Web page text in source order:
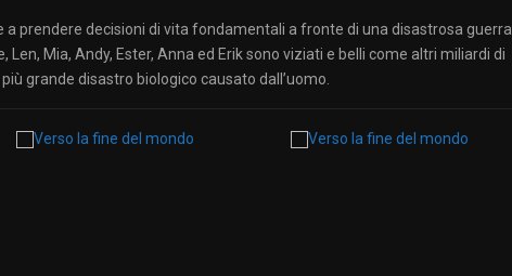
prendere decisioni di vita fondamentali a fronte di una disastrosa guerra.
Len, Mia, Andy, Ester, Anna ed Erik sono viziati e belli come altri miliardi di
grande disastro biologico causato dall’uomo.